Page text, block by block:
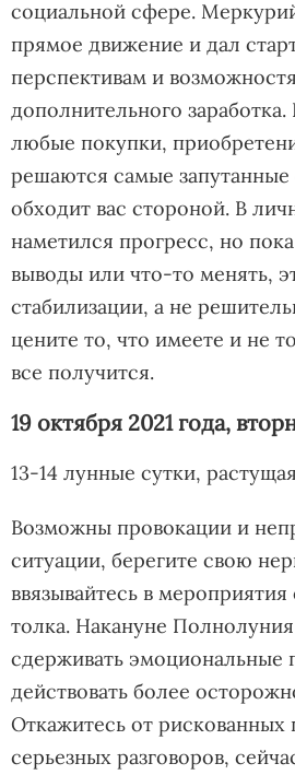
социальной сфере.
прямое движение и дал
перспективам и
дополнительного
любые покупки,
решаются самые запутанные
обходит вас стороной. В
наметился прогресс, но
выводы или что-то менять,
стабилизации, а не
цените то, что имеете и не
все получится.
19 октября 2021 года,
13-14 лунные сутки,
Возможны провокации и
ситуации, берегите свою
ввязывайтесь в
толка. Накануне
сдерживать эмоциональные
действовать более
Откажитесь от рискованных
серьезных разговоров,